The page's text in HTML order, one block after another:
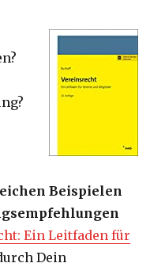
Beispielen
Ein Leitfaden für
Dein